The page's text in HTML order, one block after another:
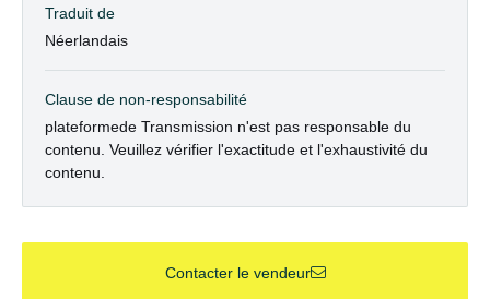
Traduit de
Néerlandais
Clause de non-responsabilité
plateformede Transmission n'est pas responsable du
contenu. Veuillez vérifier l'exactitude et l'exhaustivité du
contenu.
Contacter le vendeur